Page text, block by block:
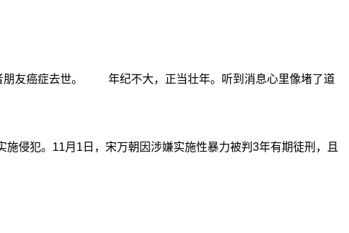
友癌症去世。 年纪不大，正当壮年。听到消息心里像堵了道
侵犯。11月1日，宋万朝因涉嫌实施性暴力被判3年有期徒刑，且